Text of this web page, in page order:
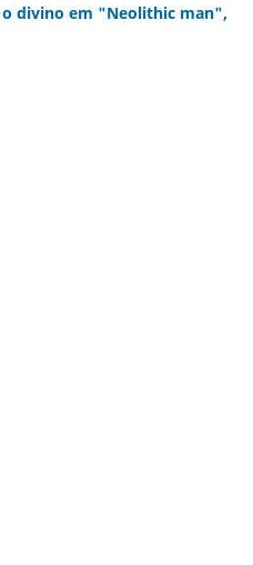
o divino em "Neolithic man",